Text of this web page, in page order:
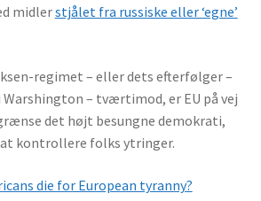
midlerstjålet fra russiske eller ‘egne’
regimet – eller dets efterfølger –
– tværtimod, er EU på vej
det højt besungne demokrati,
kontrollere folks ytringer.